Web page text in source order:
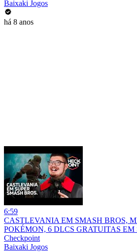
Baixaki Jogos
há 8 anos
6:59
CASTLEVANIA EM SMASH BROS,
POKÉMON, 6 DLCS GRATUITAS EM
Checkpoint
Baixaki Jogos